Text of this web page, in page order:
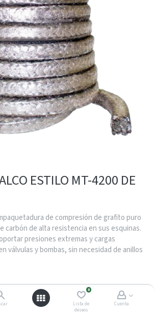
0
Lista de
deseos
Cuenta
ESTILO MT-4200 DE
de compresión de grafito puro
carbón de alta resistencia en sus esquinas.
presiones extremas y cargas
válvulas y bombas, sin necesidad de anillos